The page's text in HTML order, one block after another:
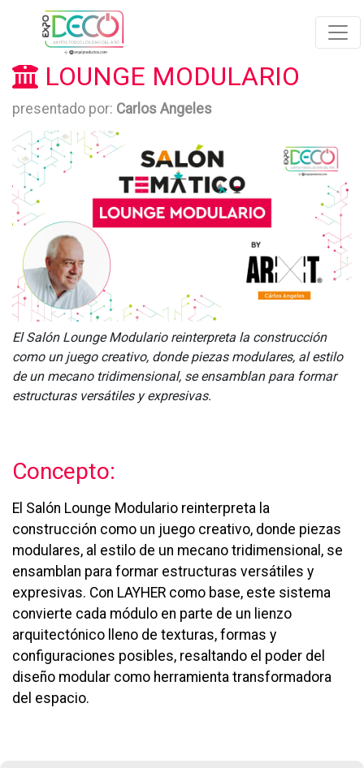
LOUNGE MODULARIO
presentado por: Carlos Angeles
El Salón Lounge Modulario reinterpreta la construcción
como un juego creativo, donde piezas modulares, al estilo
de un mecano tridimensional, se ensamblan para formar
estructuras versátiles y expresivas.
Concepto:
El Salón Lounge Modulario reinterpreta la
construcción como un juego creativo, donde piezas
modulares, al estilo de un mecano tridimensional, se
ensamblan para formar estructuras versátiles y
expresivas. Con LAYHER como base, este sistema
convierte cada módulo en parte de un lienzo
arquitectónico lleno de texturas, formas y
configuraciones posibles, resaltando el poder del
diseño modular como herramienta transformadora
del espacio.